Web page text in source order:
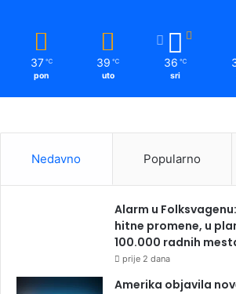
37 ℃
pon
39 ℃
uto
36 ℃
sri
Nedavno Popularno
Alarm u
hitne promene, u
100.000 radnih
prije 2 dana
Amerika objavila